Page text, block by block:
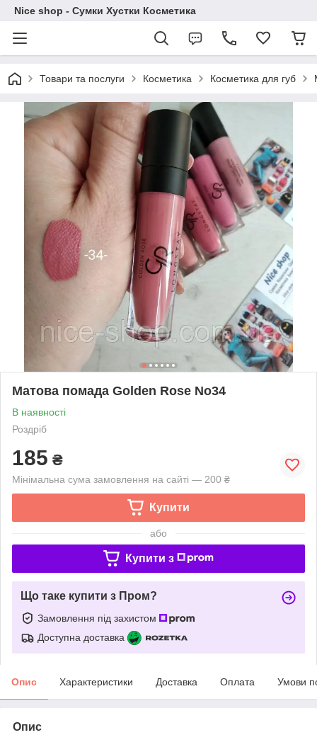
Nice shop - Сумки Хустки Косметика
Товари та послуги Косметика Косметика для губ
Матова помада Golden Rose No34
В наявності
Роздріб
185 ₴
Мінімальна сума замовлення на сайті — 200 ₴
Купити
або
Купити з
Що таке купити з Пром?
Замовлення під захистом
Доступна доставка
Опис Характеристики Доставка Оплата Умови
Опис